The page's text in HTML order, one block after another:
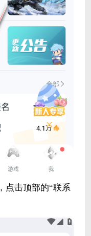
点击顶部的“联系